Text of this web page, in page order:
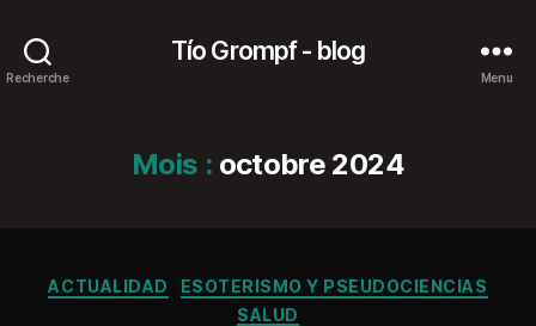
Recherche
Tío Grompf - blog
Menu
Mois : octobre 2024
Catégories
ACTUALIDAD
ESOTERISMO Y PSEUDOCIENCIAS
SALUD